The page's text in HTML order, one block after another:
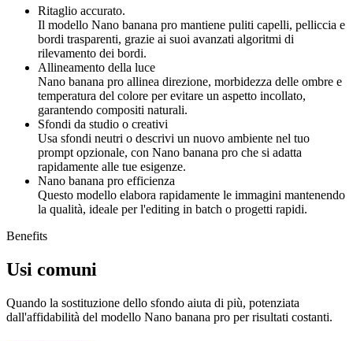
Ritaglio accurato.
Il modello Nano banana pro mantiene puliti capelli, pelliccia e
bordi trasparenti, grazie ai suoi avanzati algoritmi di
rilevamento dei bordi.
Allineamento della luce
Nano banana pro allinea direzione, morbidezza delle ombre e
temperatura del colore per evitare un aspetto incollato,
garantendo compositi naturali.
Sfondi da studio o creativi
Usa sfondi neutri o descrivi un nuovo ambiente nel tuo
prompt opzionale, con Nano banana pro che si adatta
rapidamente alle tue esigenze.
Nano banana pro efficienza
Questo modello elabora rapidamente le immagini mantenendo
la qualità, ideale per l'editing in batch o progetti rapidi.
Benefits
Usi comuni
Quando la sostituzione dello sfondo aiuta di più, potenziata
dall'affidabilità del modello Nano banana pro per risultati costanti.